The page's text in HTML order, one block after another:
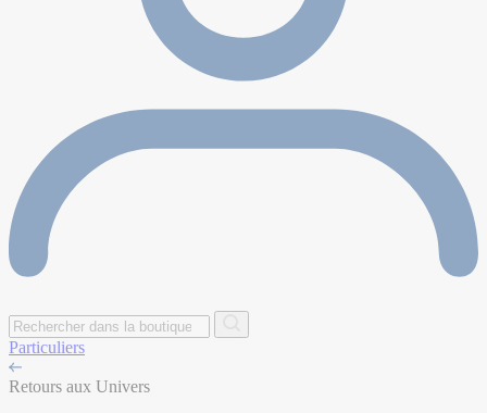
Particuliers
Retours aux Univers